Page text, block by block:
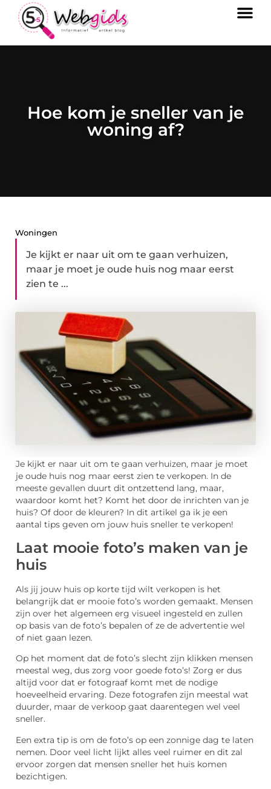
Hoe kom je sneller van je
woning af?
Woningen
Je kijkt er naar uit om te gaan verhuizen,
maar je moet je oude huis nog maar eerst
zien te ...
Je kijkt er naar uit om te gaan verhuizen, maar je moet
je oude huis nog maar eerst zien te verkopen. In de
meeste gevallen duurt dit ontzettend lang, maar,
waardoor komt het? Komt het door de inrichten van je
huis? Of door de kleuren? In dit artikel ga ik je een
aantal tips geven om jouw huis sneller te verkopen!
Laat mooie foto’s maken van je
huis
Als jij jouw huis op korte tijd wilt verkopen is het
belangrijk dat er mooie foto’s worden gemaakt. Mensen
zijn over het algemeen erg visueel ingesteld en zullen
op basis van de foto’s bepalen of ze de advertentie wel
of niet gaan lezen.
Op het moment dat de foto’s slecht zijn klikken mensen
meestal weg, dus zorg voor goede foto’s! Zorg er dus
altijd voor dat er fotograaf komt met de nodige
hoeveelheid ervaring. Deze fotografen zijn meestal wat
duurder, maar de verkoop gaat daarentegen wel veel
sneller.
Een extra tip is om de foto’s op een zonnige dag te laten
nemen. Door veel licht lijkt alles veel ruimer en dit zal
ervoor zorgen dat mensen sneller het huis komen
bezichtigen.